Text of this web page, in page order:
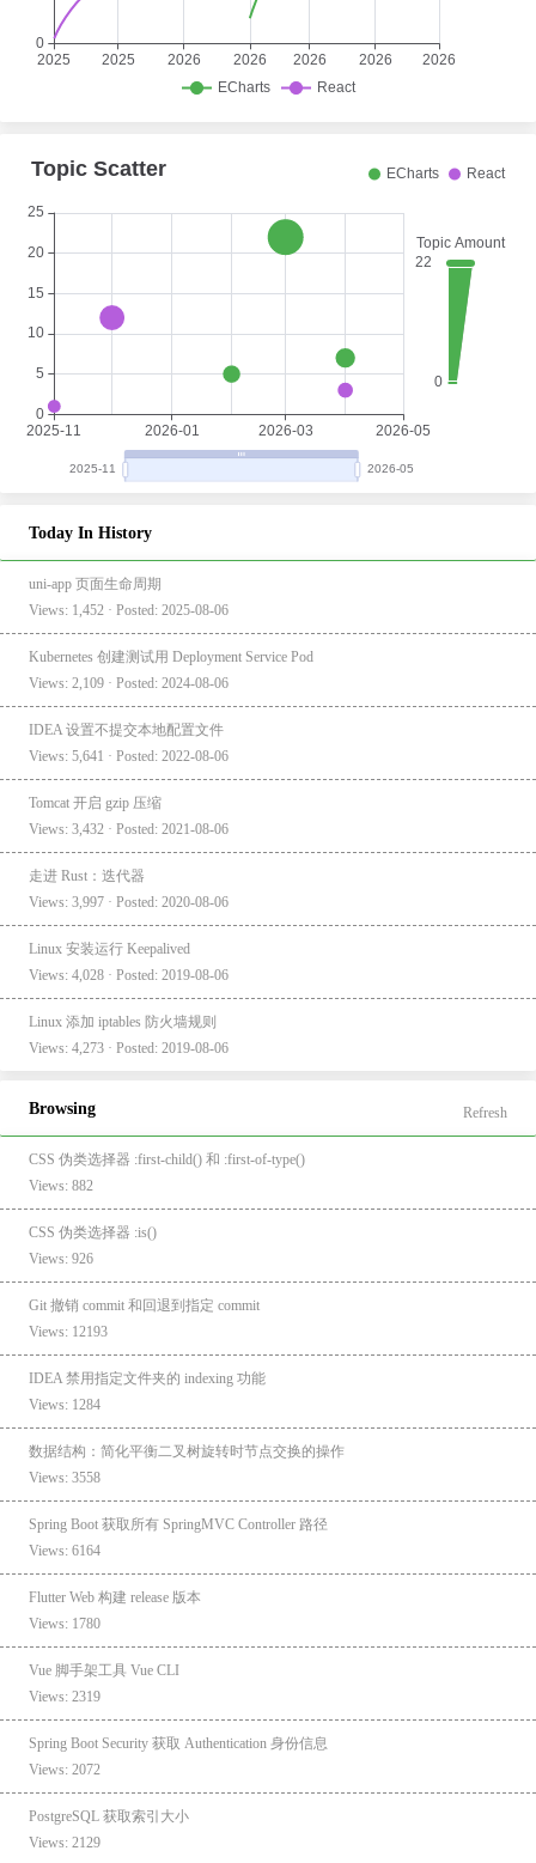
Today In History
uni-app 页面生命周期
Views: 1,452 · Posted: 2025-08-06
Kubernetes 创建测试用 Deployment Service Pod
Views: 2,109 · Posted: 2024-08-06
IDEA 设置不提交本地配置文件
Views: 5,641 · Posted: 2022-08-06
Tomcat 开启 gzip 压缩
Views: 3,432 · Posted: 2021-08-06
走进 Rust：迭代器
Views: 3,997 · Posted: 2020-08-06
Linux 安装运行 Keepalived
Views: 4,028 · Posted: 2019-08-06
Linux 添加 iptables 防火墙规则
Views: 4,273 · Posted: 2019-08-06
Browsing Refresh
CSS 伪类选择器 :first-child() 和 :first-of-type()
Views: 882
CSS 伪类选择器 :is()
Views: 926
Git 撤销 commit 和回退到指定 commit
Views: 12193
IDEA 禁用指定文件夹的 indexing 功能
Views: 1284
数据结构：简化平衡二叉树旋转时节点交换的操作
Views: 3558
Spring Boot 获取所有 SpringMVC Controller 路径
Views: 6164
Flutter Web 构建 release 版本
Views: 1780
Vue 脚手架工具 Vue CLI
Views: 2319
Spring Boot Security 获取 Authentication 身份信息
Views: 2072
PostgreSQL 获取索引大小
Views: 2129